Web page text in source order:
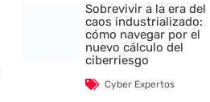
Sobrevivir a la era del
caos industrializado:
cómo navegar por el
nuevo cálculo del
ciberriesgo
Cyber Expertos